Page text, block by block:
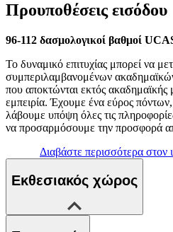
Προυποθέσεις εισόδου
96-112 δασμολογικοί βαθμοί
Το δυναμικό επιτυχίας μπορεί να
συμπεριλαμβανομένων
που αποκτώνται εκτός
εμπειρία. Έχουμε ένα εύρος
λάβουμε υπόψη όλες τις
να προσαρμόσουμε την προσφορά
Διαβάστε περισσότερα στον
Εκθεσιακός χώρος